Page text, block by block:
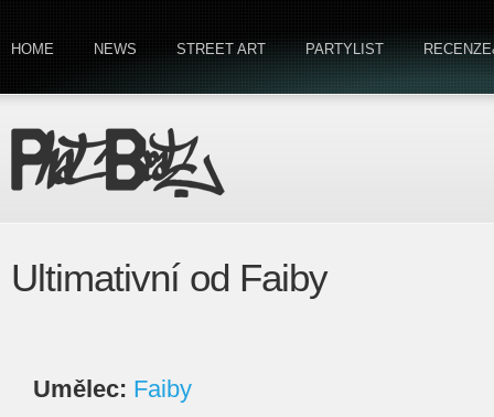
HOME NEWS STREET ART PARTYLIST
Ultimativní od Faiby
Umělec: Faiby